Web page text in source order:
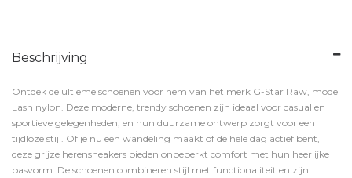
Beschrijving
Ontdek de ultieme schoenen voor hem van het merk G-Star Raw, model
Lash nylon. Deze moderne, trendy schoenen zijn ideaal voor casual en
sportieve gelegenheden, en hun duurzame ontwerp zorgt voor een
tijdloze stijl. Of je nu een wandeling maakt of de hele dag actief bent,
deze grijze herensneakers bieden onbeperkt comfort met hun heerlijke
pasvorm. De schoenen combineren stijl met functionaliteit en zijn